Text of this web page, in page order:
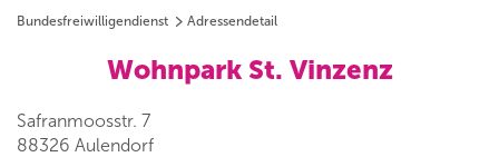
Bundesfreiwilligendienst Adressendetail
Wohnpark St. Vinzenz
Safranmoosstr. 7
88326 Aulendorf